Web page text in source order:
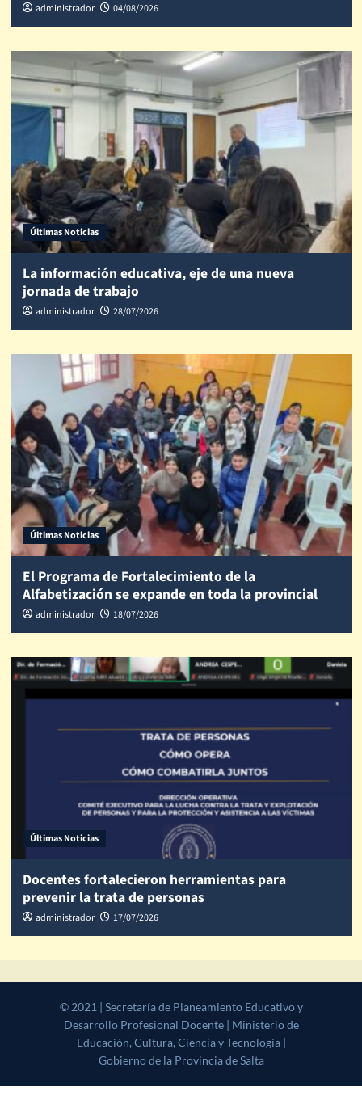
administrador 04/08/2026
Últimas Noticias
La información educativa, eje de una nueva
jornada de trabajo
administrador 28/07/2026
Últimas Noticias
El Programa de Fortalecimiento de la
Alfabetización se expande en toda la provincial
administrador 18/07/2026
Últimas Noticias
Docentes fortalecieron herramientas para
prevenir la trata de personas
administrador 17/07/2026
© 2021 | Secretaría de Planeamiento Educativo y Desarrollo
Profesional Docente | Ministerio de Educación, Cultura, Ciencia y
Tecnología | Gobierno de la Provincia de Salta|CoverNews
themes.